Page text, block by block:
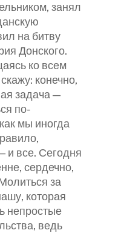
занял
на битву
Донского.
ко всем
конечно,
задача —
по-
мы иногда
и все. Сегодня
сердечно,
за
которая
непростые
ведь